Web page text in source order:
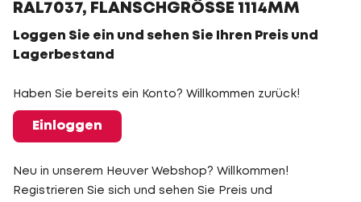
RAL7037, FLANSCHGRÖSSE 1114MM
Loggen Sie ein und sehen Sie Ihren Preis und
Lagerbestand
Haben Sie bereits ein Konto? Willkommen zurück!
Einloggen
Neu in unserem Heuver Webshop? Willkommen!
Registrieren Sie sich und sehen Sie Preis und